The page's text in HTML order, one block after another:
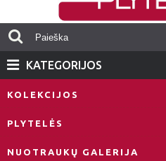
KATEGORIJOS
KOLEKCIJOS
PLYTELĖS
NUOTRAUKŲ GALERIJA